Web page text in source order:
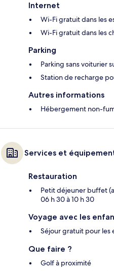
Internet
Wi-Fi gratuit dans les
Wi-Fi gratuit dans les
Parking
Parking sans voiturier
Station de recharge
Autres informations
Hébergement non-
Services et
Restauration
Petit déjeuner buffet
06 h 30 à 10 h 30
Voyage avec les
Séjour gratuit pour les
Que faire ?
Golf à proximité